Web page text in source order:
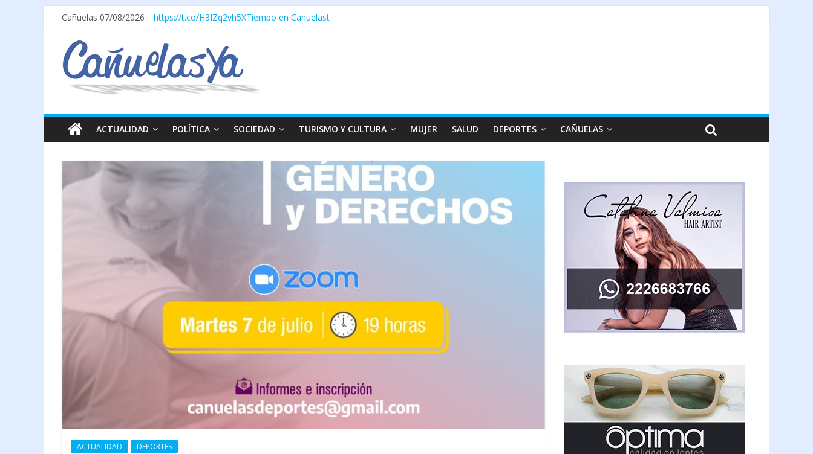
Cañuelas 07/08/2026 https://t.co/H3IZq2vh5XTiempo en Canuelast
ACTUALIDAD POLÍTICA SOCIEDAD TURISMO Y CULTURA MUJER SALUD DEPORTES CAÑUELAS
ACTUALIDAD DEPORTES